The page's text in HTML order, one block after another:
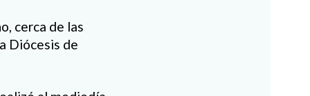
cerca de las
Diócesis de